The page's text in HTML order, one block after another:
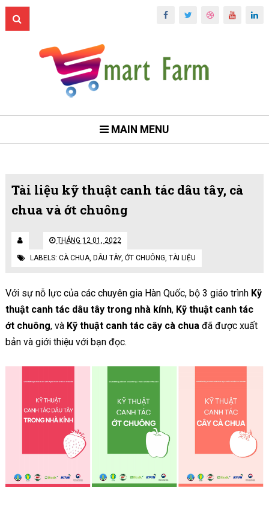
MAIN MENU
Tài liệu kỹ thuật canh tác dâu tây, cà
chua và ớt chuông
THÁNG 12 01, 2022
LABELS: CÀ CHUA, DÂU TÂY, ỚT CHUÔNG, TÀI LIỆU
Với sự nỗ lực của các chuyên gia Hàn Quốc, bộ 3 giáo trình Kỹ
thuật canh tác dâu tây trong nhà kính, Kỹ thuật canh tác
ớt chuông, và Kỹ thuật canh tác cây cà chua đã được xuất
bản và giới thiệu với bạn đọc.